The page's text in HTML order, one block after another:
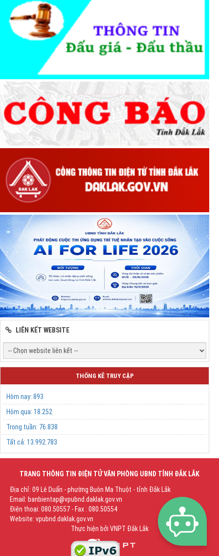
LIÊN KẾT WEBSITE
THỐNG KÊ TRUY CẬP
Hôm nay: 893
Hôm qua: 18.252
Trong tuần: 76.838
Tất cả: 13.992.783
TRANG THÔNG TIN ĐIỆN TỬ VĂN PHÒNG UBND TỈNH ĐẮK LẮK
Địa chỉ: 09 Lê Duẩn - phường Buôn Ma Thuột - tỉnh Đắk Lắk
Email: banbientap@vpubnd.daklak.gov.vn
Điện thoại: 080.50557 - Fax : 080.50554
Website: vpubnd.daklak.gov.vn
Thực hiện bởi VNPT Đắk Lắk